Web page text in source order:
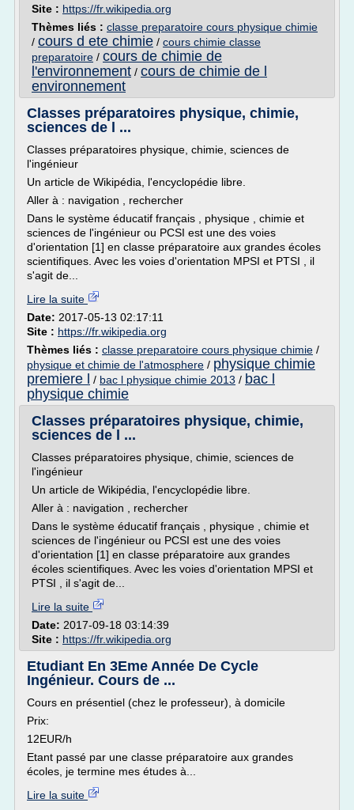
Site : https://fr.wikipedia.org
Thèmes liés : classe preparatoire cours physique chimie
/ cours d ete chimie / cours chimie classe
preparatoire / cours de chimie de
l'environnement / cours de chimie de l
environnement
Classes préparatoires physique, chimie,
sciences de l ...
Classes préparatoires physique, chimie, sciences de
l'ingénieur
Un article de Wikipédia, l'encyclopédie libre.
Aller à : navigation , rechercher
Dans le système éducatif français , physique , chimie et
sciences de l'ingénieur ou PCSI est une des voies
d'orientation [1] en classe préparatoire aux grandes écoles
scientifiques. Avec les voies d'orientation MPSI et PTSI , il
s'agit de...
Lire la suite
Date: 2017-05-13 02:17:11
Site : https://fr.wikipedia.org
Thèmes liés : classe preparatoire cours physique chimie /
physique et chimie de l'atmosphere / physique chimie
premiere l
/ bac l physique chimie 2013 / bac l
physique chimie
Classes préparatoires physique, chimie,
sciences de l ...
Classes préparatoires physique, chimie, sciences de
l'ingénieur
Un article de Wikipédia, l'encyclopédie libre.
Aller à : navigation , rechercher
Dans le système éducatif français , physique , chimie et
sciences de l'ingénieur ou PCSI est une des voies
d'orientation [1] en classe préparatoire aux grandes
écoles scientifiques. Avec les voies d'orientation MPSI et
PTSI , il s'agit de...
Lire la suite
Date: 2017-09-18 03:14:39
Site : https://fr.wikipedia.org
Etudiant En 3Eme Année De Cycle
Ingénieur. Cours de ...
Cours en présentiel (chez le professeur), à domicile
Prix:
12EUR/h
Etant passé par une classe préparatoire aux grandes
écoles, je termine mes études à...
Lire la suite